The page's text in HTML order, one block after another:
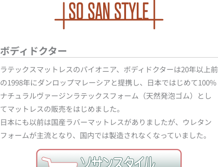
ボディドクター
ラテックスマットレスのパイオニア、ボディドクターは20年以上前
の1998年にダンロップマレーシアと提携し、日本ではじめて100%
ナチュラルヴァージンラテックスフォーム（天然発泡ゴム）とし
てマットレスの販売をはじめました。
日本にも以前は国産ラバーマットレスがありましたが、ウレタン
フォームが主流となり、国内では製造されなくなっていました。